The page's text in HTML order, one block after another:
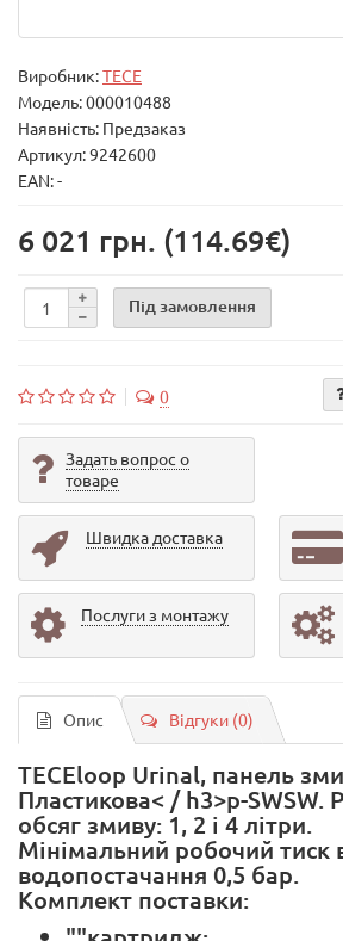
Виробник:TECE
Модель:000010488
Наявність: Предзаказ
Артикул: 9242600
EAN: -
6 021 грн. (114.69€)
Під замовлення
0
Задать вопрос о
товаре
Швидка доставка
Послуги з монтажу
Опис Відгуки (0)
TECEloop Urinal, панель
Пластикова< / h3>p-SWSW.
обсяг змиву: 1, 2 і 4 літри.
Мінімальний робочий тиск
водопостачання 0,5 бар.
Комплект поставки: